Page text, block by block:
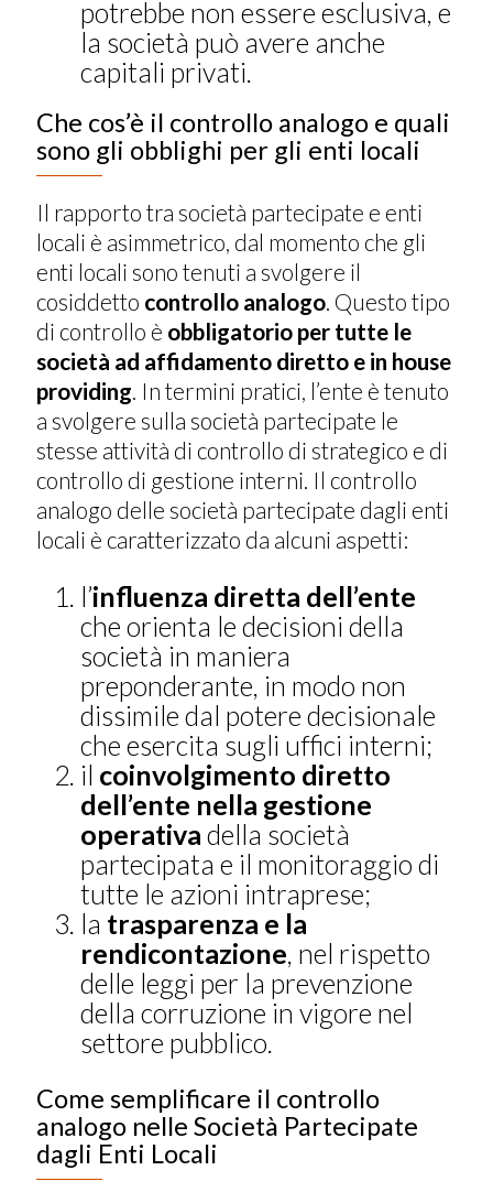
potrebbe non essere esclusiva, e
la società può avere anche
capitali privati.
Che cos’è il controllo analogo e quali
sono gli obblighi per gli enti locali
Il rapporto tra società partecipate e enti
locali è asimmetrico, dal momento che gli
enti locali sono tenuti a svolgere il
cosiddetto controllo analogo. Questo tipo
di controllo è obbligatorio per tutte le
società ad affidamento diretto e in house
providing. In termini pratici, l’ente è tenuto
a svolgere sulla società partecipate le
stesse attività di controllo di strategico e di
controllo di gestione interni. Il controllo
analogo delle società partecipate dagli enti
locali è caratterizzato da alcuni aspetti:
l’influenza diretta dell’ente
che orienta le decisioni della
società in maniera
preponderante, in modo non
dissimile dal potere decisionale
che esercita sugli uffici interni;
il coinvolgimento diretto
dell’ente nella gestione
operativa della società
partecipata e il monitoraggio di
tutte le azioni intraprese;
la trasparenza e la
rendicontazione, nel rispetto
delle leggi per la prevenzione
della corruzione in vigore nel
settore pubblico.
Come semplificare il controllo
analogo nelle Società Partecipate
dagli Enti Locali